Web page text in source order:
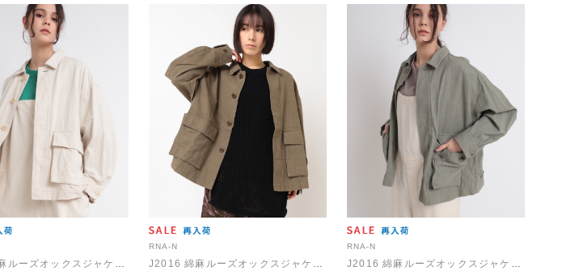
J2016 綿麻ルーズオックスジャケット
RNA-N
J2016 綿麻ルーズオックスジャケット
RNA-N
J2016 綿麻ルーズオックスジャケット